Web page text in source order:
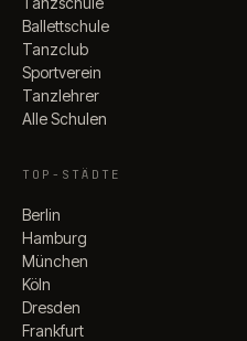
Ballettschule
Tanzclub
Sportverein
Tanzlehrer
Alle Schulen
TOP-STÄDTE
Berlin
Hamburg
München
Köln
Dresden
Frankfurt